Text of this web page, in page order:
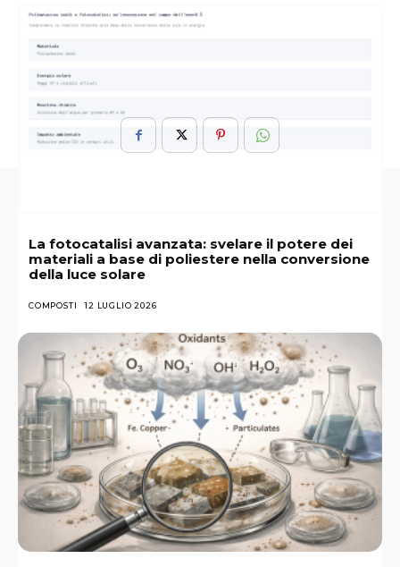
ARGOMENTI :
Grado
La fotocatalisi avanzata: svelare il potere dei
materiali a base di poliestere nella conversione
della luce solare
COMPOSTI 12 LUGLIO 2026